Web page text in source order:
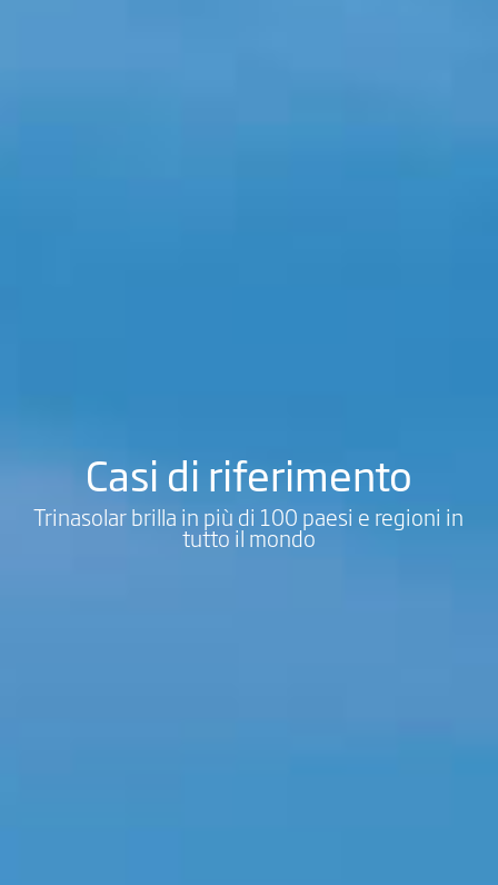
Casi di riferimento
Trinasolar brilla in più di 100 paesi e regioni in
tutto il mondo